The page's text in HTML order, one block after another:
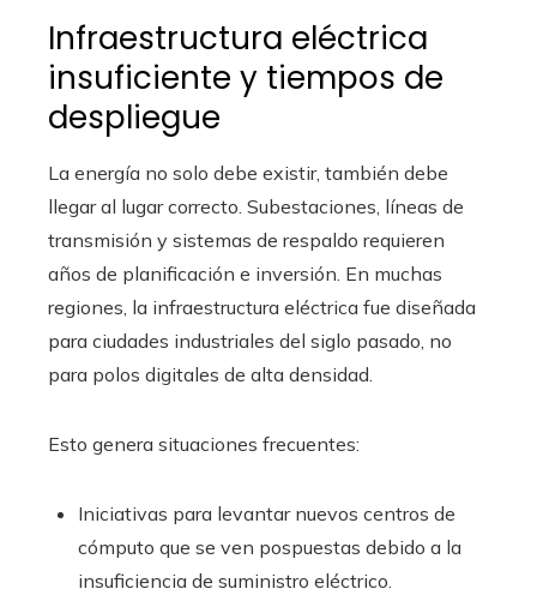
Infraestructura eléctrica
insuficiente y tiempos de
despliegue
La energía no solo debe existir, también debe
llegar al lugar correcto. Subestaciones, líneas de
transmisión y sistemas de respaldo requieren
años de planificación e inversión. En muchas
regiones, la infraestructura eléctrica fue diseñada
para ciudades industriales del siglo pasado, no
para polos digitales de alta densidad.
Esto genera situaciones frecuentes:
Iniciativas para levantar nuevos centros de
cómputo que se ven pospuestas debido a la
insuficiencia de suministro eléctrico.